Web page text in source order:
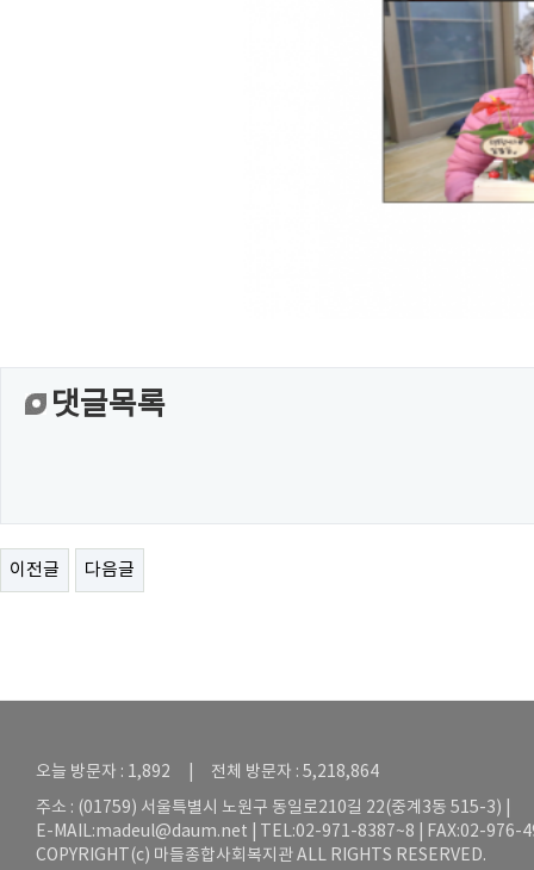
댓글목록
이전글 다음글
오늘 방문자 : 1,892 | 전체 방문자 : 5,218,864
주소 : (01759) 서울특별시 노원구 동일로210길 22(중계3동 515-3) |
E-MAIL:madeul@daum.net | TEL:02-971-8387~8 | FAX:02-976-
COPYRIGHT(c) 마들종합사회복지관 ALL RIGHTS RESERVED.